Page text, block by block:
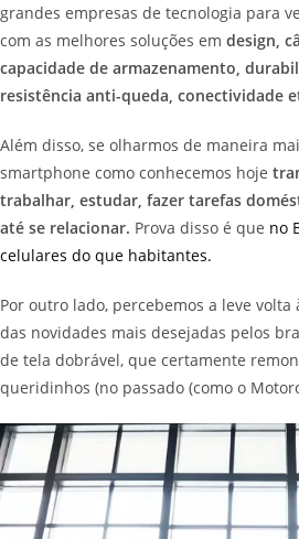
grandes empresas de tecnologia para
com as melhores soluções em design,
capacidade de armazenamento,
resistência anti-queda, conectividade
Além disso, se olharmos de maneira
smartphone como conhecemos hoje
trabalhar, estudar, fazer tarefas
até se relacionar. Prova disso é que no
celulares do que habitantes.
Por outro lado, percebemos a leve
das novidades mais desejadas pelos
de tela dobrável, que certamente
queridinhos (no passado (como o